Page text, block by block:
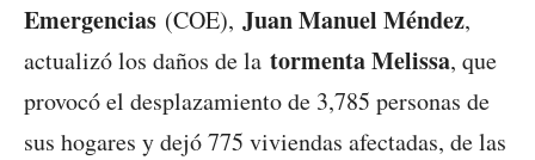
Emergencias (COE), Juan Manuel Méndez,
actualizó los daños de la tormenta Melissa, que
provocó el desplazamiento de 3,785 personas de
sus hogares y dejó 775 viviendas afectadas, de las